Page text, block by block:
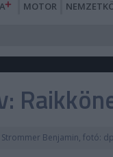
MOTOR
Benjamin, fotó: